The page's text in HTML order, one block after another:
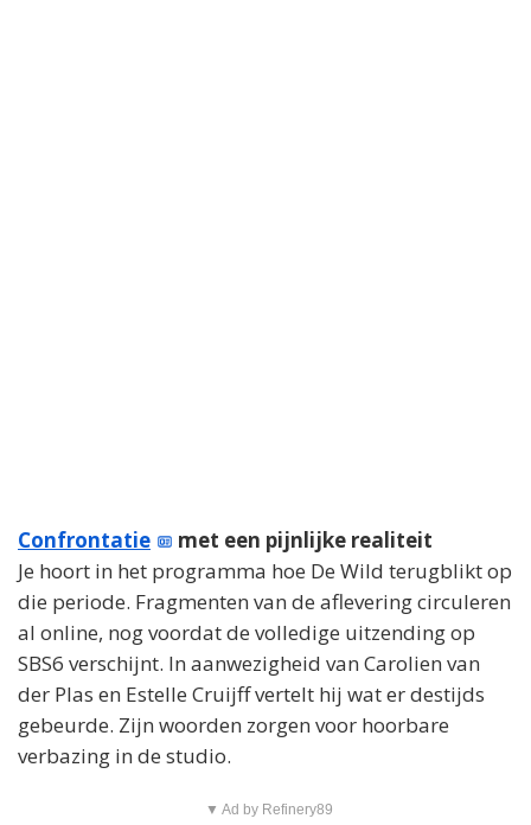
Confrontatie
met een pijnlijke realiteit
Je hoort in het programma hoe De Wild terugblikt op
die periode. Fragmenten van de aflevering circuleren
al online, nog voordat de volledige uitzending op
SBS6 verschijnt. In aanwezigheid van Carolien van
der Plas en Estelle Cruijff vertelt hij wat er destijds
gebeurde. Zijn woorden zorgen voor hoorbare
verbazing in de studio.
▼ Ad by Refinery89